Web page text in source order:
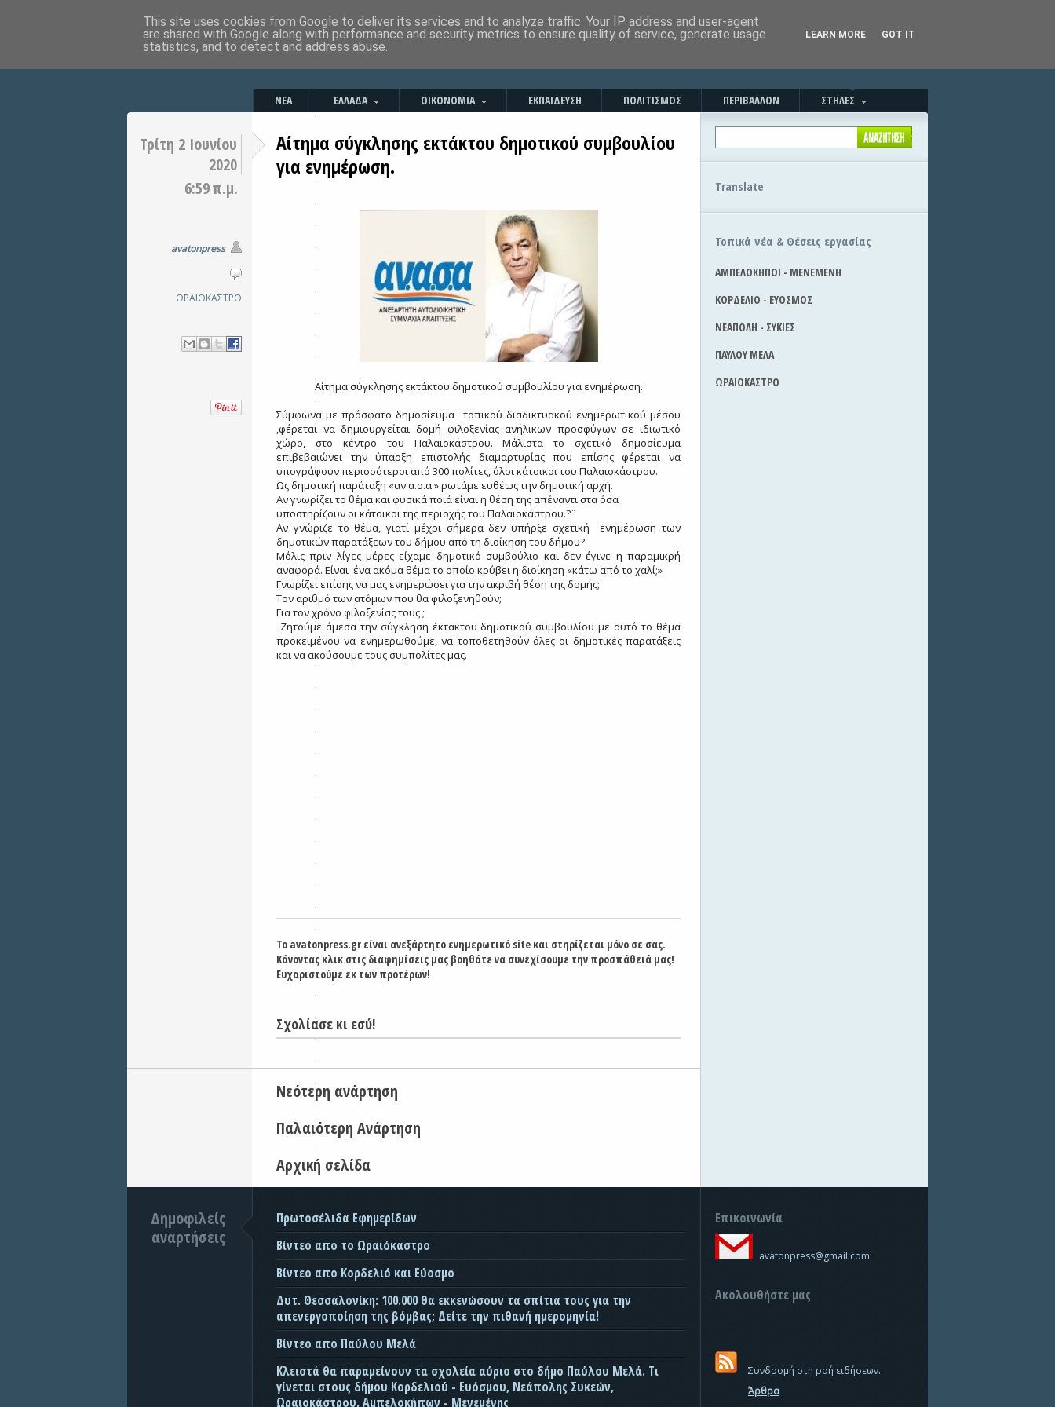
ΝΕΑ ΕΛΛΑΔΑ ΟΙΚΟΝΟΜΙΑ ΕΚΠΑΙΔΕΥΣΗ ΠΟΛΙΤΙΣΜΟΣ ΠΕΡΙΒΑΛΛΟΝ ΣΤΗΛΕΣ
Τρίτη 2 Ιουνίου
2020
6:59 π.μ.
avatonpress
ΩΡΑΙΟΚΑΣΤΡΟ
Αίτημα σύγκλησης εκτάκτου δημοτικού συμβουλίου
για ενημέρωση.
Αίτημα σύγκλησης εκτάκτου δημοτικού συμβουλίου για ενημέρωση.
Σύμφωνα με πρόσφατο δημοσίευμα
τοπικού διαδικτυακού ενημερωτικού μέσου
,φέρεται να δημιουργείται δομή φιλοξενίας ανήλικων προσφύγων σε ιδιωτικό
χώρο, στο κέντρο του Παλαιοκάστρου. Μάλιστα το σχετικό δημοσίευμα
επιβεβαιώνει την ύπαρξη επιστολής διαμαρτυρίας που επίσης φέρεται να
υπογράφουν περισσότεροι από 300 πολίτες, όλοι κάτοικοι του Παλαιοκάστρου.
Ως δημοτική παράταξη «αν.α.σ.α.» ρωτάμε ευθέως την δημοτική αρχή.
Αν γνωρίζει το θέμα και φυσικά ποιά είναι η θέση της απέναντι στα όσα
υποστηρίζουν οι κάτοικοι της περιοχής του Παλαιοκάστρου.?¨
Αν γνώριζε το θέμα, γιατί μέχρι σήμερα δεν υπήρξε σχετική
ενημέρωση των
δημοτικών παρατάξεων του δήμου από τη διοίκηση του δήμου?
Μόλις πριν λίγες μέρες είχαμε δημοτικό συμβούλιο και δεν έγινε η παραμικρή
αναφορά. Είναι ένα ακόμα θέμα το οποίο κρύβει η διοίκηση «κάτω από το χαλί;»
Γνωρίζει επίσης να μας ενημερώσει για την ακριβή θέση της δομής;
Τον αριθμό των ατόμων που θα φιλοξενηθούν;
Για τον χρόνο φιλοξενίας τους ;
Ζητούμε άμεσα την σύγκληση έκτακτου δημοτικού συμβουλίου με αυτό το θέμα
προκειμένου να ενημερωθούμε, να τοποθετηθούν όλες οι δημοτικές παρατάξεις
και να ακούσουμε τους συμπολίτες μας.
Το avatonpress.gr είναι ανεξάρτητο ενημερωτικό site και στηρίζεται μόνο σε σας.
Κάνοντας κλικ στις διαφημίσεις μας βοηθάτε να συνεχίσουμε την προσπάθειά μας!
Ευχαριστούμε εκ των προτέρων!
Σχολίασε κι εσύ!
Νεότερη ανάρτηση
Παλαιότερη Ανάρτηση
Αρχική σελίδα
Translate
Τοπικά νέα & Θέσεις εργασίας
ΑΜΠΕΛΟΚΗΠΟΙ - ΜΕΝΕΜΕΝΗ
ΚΟΡΔΕΛΙΟ - ΕΥΟΣΜΟΣ
ΝΕΑΠΟΛΗ - ΣΥΚΙΕΣ
ΠΑΥΛΟΥ ΜΕΛΑ
ΩΡΑΙΟΚΑΣΤΡΟ
Δημοφιλείς
αναρτήσεις
Πρωτοσέλιδα Εφημερίδων
Βίντεο απο το Ωραιόκαστρο
Βίντεο απο Κορδελιό και Εύοσμο
Δυτ. Θεσσαλονίκη: 100.000 θα εκκενώσουν τα σπίτια τους για την
απενεργοποίηση της βόμβας; Δείτε την πιθανή ημερομηνία!
Βίντεο απο Παύλου Μελά
Κλειστά θα παραμείνουν τα σχολεία αύριο στο δήμο Παύλου Μελά. Τι
γίνεται στους δήμου Κορδελιού - Ευόσμου, Νεάπολης Συκεών,
Ωραιοκάστρου, Αμπελοκήπων - Μενεμένης
Επικοινωνία
avatonpress@gmail.com
Ακολουθήστε μας
Συνδρομή στη ροή ειδήσεων.
Άρθρα
This site uses cookies from Google to deliver its services and to analyze traffic. Your IP address and user-agent
are shared with Google along with performance and security metrics to ensure quality of service, generate usage
statistics, and to detect and address abuse.
LEARN MORE GOT IT